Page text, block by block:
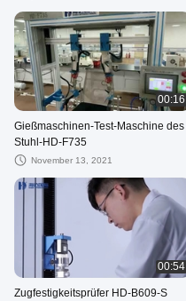
00:16
Gießmaschinen-Test-Maschine des
Stuhl-HD-F735
November 13, 2021
00:54
Zugfestigkeitsprüfer HD-B609-S